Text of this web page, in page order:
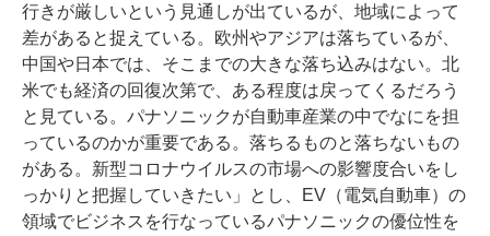
行きが厳しいという見通しが出ているが、地域によって
差があると捉えている。欧州やアジアは落ちているが、
中国や日本では、そこまでの大きな落ち込みはない。北
米でも経済の回復次第で、ある程度は戻ってくるだろう
と見ている。パナソニックが自動車産業の中でなにを担
っているのかが重要である。落ちるものと落ちないもの
がある。新型コロナウイルスの市場への影響度合いをし
っかりと把握していきたい」とし、EV（電気自動車）の
領域でビジネスを行なっているパナソニックの優位性を